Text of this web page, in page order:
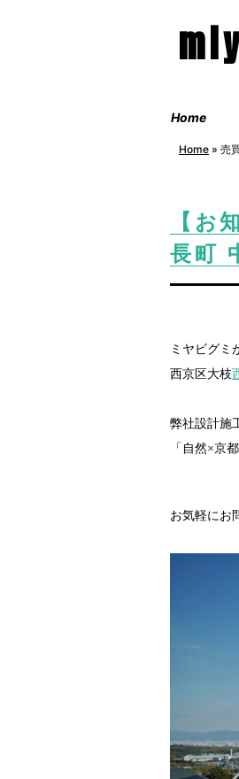
Home
Home » 売
【お
長町
ミヤビグミ
西京区大枝
弊社設計施
「自然×京
お気軽にお